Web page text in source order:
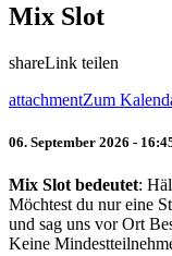
Mix Slot
shareLink teilen
attachmentZum
06. September 2026 -
Mix Slot bedeutet:
Möchtest du nur eine
und sag uns vor Ort
Keine